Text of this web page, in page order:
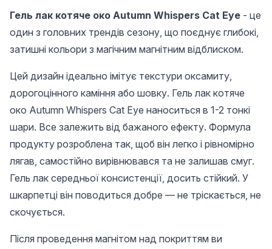
Гель лак котяче око Autumn Whispers Cat Eye - це
один з головних трендів сезону, що поєднує глибокі,
затишні кольори з магічним магнітним відблиском.
Цей дизайн ідеально імітує текстури оксамиту,
дорогоцінного каміння або шовку. Гель лак котяче
око Autumn Whispers Cat Eye наноситься в 1-2 тонкі
шари. Все залежить від бажаного ефекту. Формула
продукту розроблена так, щоб він легко і рівномірно
лягав, самостійно вирівнювався та не залишав смуг.
Гель лак середньої консистенції, досить стійкий. У
шкарпетці він поводиться добре — не тріскається, не
скочується.
Після проведення магнітом над покриттям ви